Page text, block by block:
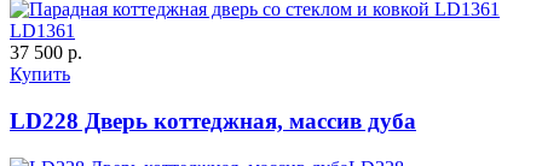
C59 C60
LD1361
37 500 р.
Купить
LD228 Дверь коттеджная, массив дуба